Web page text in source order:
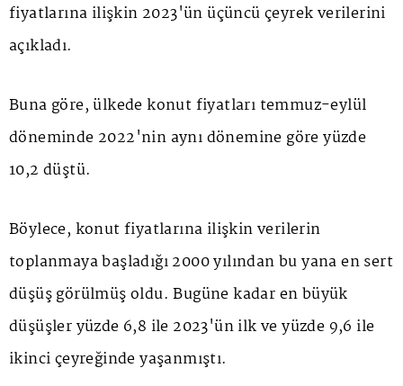
fiyatlarına ilişkin 2023'ün üçüncü çeyrek verilerini
açıkladı.
Buna göre, ülkede konut fiyatları temmuz-eylül
döneminde 2022'nin aynı dönemine göre yüzde
10,2 düştü.
Böylece, konut fiyatlarına ilişkin verilerin
toplanmaya başladığı 2000 yılından bu yana en sert
düşüş görülmüş oldu. Bugüne kadar en büyük
düşüşler yüzde 6,8 ile 2023'ün ilk ve yüzde 9,6 ile
ikinci çeyreğinde yaşanmıştı.